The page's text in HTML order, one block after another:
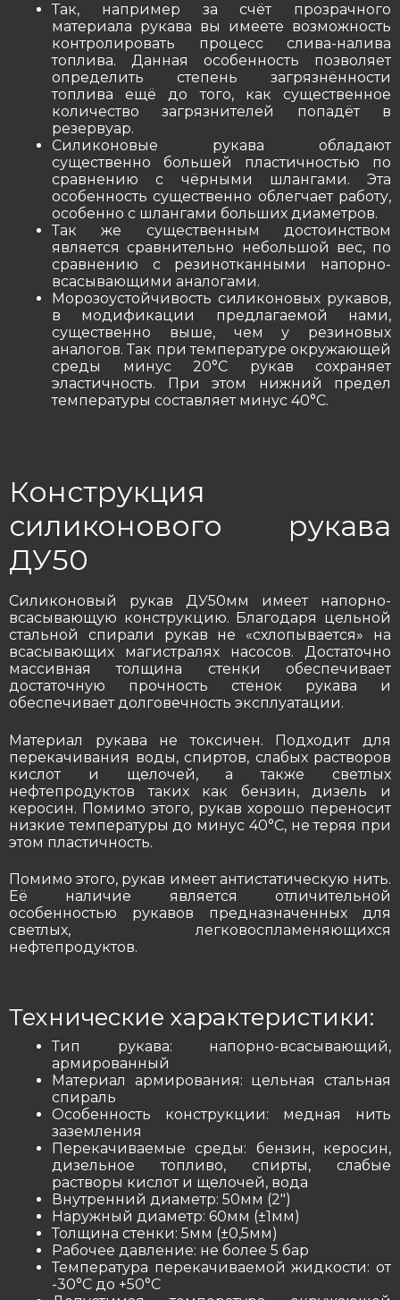
Так, например за счёт прозрачного
материала рукава вы имеете возможность
контролировать процесс слива-налива
топлива. Данная особенность позволяет
определить степень загрязнённости
топлива ещё до того, как существенное
количество загрязнителей попадёт в
резервуар.
Силиконовые рукава обладают
существенно большей пластичностью по
сравнению с чёрными шлангами. Эта
особенность существенно облегчает работу,
особенно с шлангами больших диаметров.
Так же существенным достоинством
является сравнительно небольшой вес, по
сравнению с резинотканными напорно-
всасывающими аналогами.
Морозоустойчивость силиконовых рукавов,
в модификации предлагаемой нами,
существенно выше, чем у резиновых
аналогов. Так при температуре окружающей
среды минус 20°С рукав сохраняет
эластичность. При этом нижний предел
температуры составляет минус 40°С.
Конструкция
силиконового рукава
ДУ50
Силиконовый рукав ДУ50мм имеет напорно-
всасывающую конструкцию. Благодаря цельной
стальной спирали рукав не «схлопывается» на
всасывающих магистралях насосов. Достаточно
массивная толщина стенки обеспечивает
достаточную прочность стенок рукава и
обеспечивает долговечность эксплуатации.
Материал рукава не токсичен. Подходит для
перекачивания воды, спиртов, слабых растворов
кислот и щелочей, а также светлых
нефтепродуктов таких как бензин, дизель и
керосин. Помимо этого, рукав хорошо переносит
низкие температуры до минус 40°С, не теряя при
этом пластичность.
Помимо этого, рукав имеет антистатическую нить.
Её наличие является отличительной
особенностью рукавов предназначенных для
светлых, легковоспламеняющихся
нефтепродуктов.
Технические характеристики:
Тип рукава: напорно-всасывающий,
армированный
Материал армирования: цельная стальная
спираль
Особенность конструкции: медная нить
заземления
Перекачиваемые среды: бензин, керосин,
дизельное топливо, спирты, слабые
растворы кислот и щелочей, вода
Внутренний диаметр: 50мм (2″)
Наружный диаметр: 60мм (±1мм)
Толщина стенки: 5мм (±0,5мм)
Рабочее давление: не более 5 бар
Температура перекачиваемой жидкости: от
-30°С до +50°С